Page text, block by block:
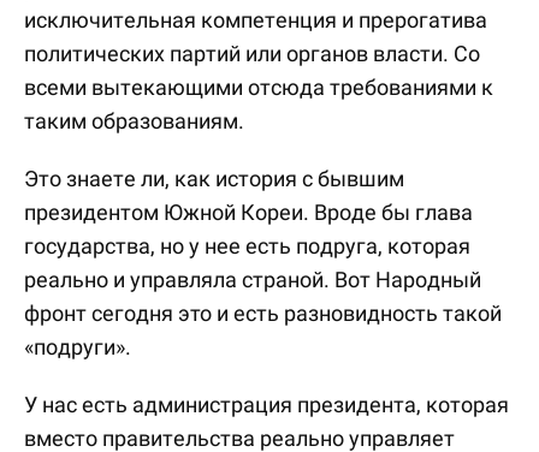
исключительная компетенция и прерогатива
политических партий или органов власти. Со
всеми вытекающими отсюда требованиями к
таким образованиям.
Это знаете ли, как история с бывшим
президентом Южной Кореи. Вроде бы глава
государства, но у нее есть подруга, которая
реально и управляла страной. Вот Народный
фронт сегодня это и есть разновидность такой
«подруги».
У нас есть администрация президента, которая
вместо правительства реально управляет